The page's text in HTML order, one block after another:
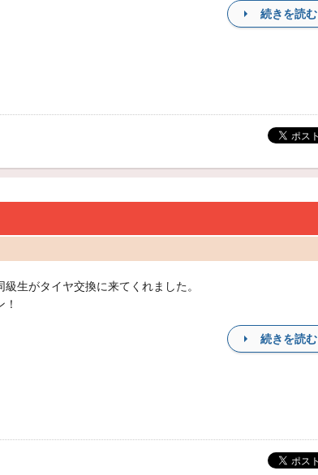
続きを読む
級生がタイヤ交換に来てくれました。
続きを読む